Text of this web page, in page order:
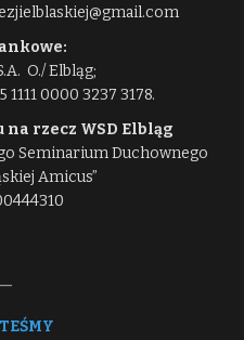
O./ Elbląg;
0000 3237 3178.
na rzecz WSD Elbląg
Seminarium Duchownego
Amicus”